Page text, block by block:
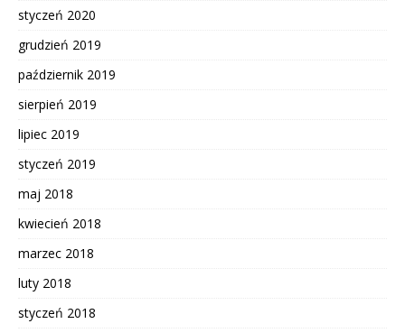
styczeń 2020
grudzień 2019
październik 2019
sierpień 2019
lipiec 2019
styczeń 2019
maj 2018
kwiecień 2018
marzec 2018
luty 2018
styczeń 2018